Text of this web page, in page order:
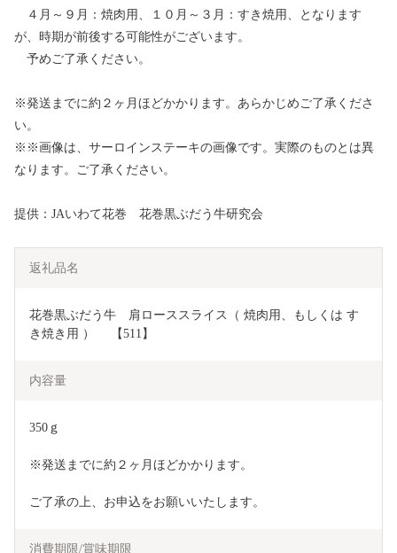
４月～９月：焼肉用、１０月～３月：すき焼用、となります
が、時期が前後する可能性がございます。
予めご了承ください。
※発送までに約２ヶ月ほどかかります。あらかじめご了承くださ
い。
※※画像は、サーロインステーキの画像です。実際のものとは異
なります。ご了承ください。
提供：JAいわて花巻 花巻黒ぶだう牛研究会
返礼品名
花巻黒ぶだう牛　肩ローススライス（ 焼肉用、もしくは す
き焼き用 ）　 【511】
内容量
350ｇ
※発送までに約２ヶ月ほどかかります。
ご了承の上、お申込をお願いいたします。
消費期限/賞味期限